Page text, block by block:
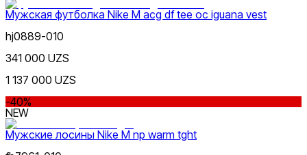
Мужская футболка Nike M acg df tee oc iguana vest
hj0889-010
341 000 UZS
1 137 000 UZS
-40%
NEW
Мужские лосины Nike M np warm tght